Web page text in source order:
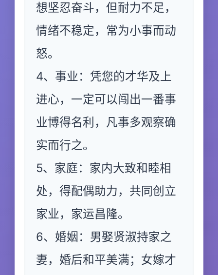
想坚忍奋斗，但耐力不足，
情绪不稳定，常为小事而动
怒。
4、事业：凭您的才华及上
进心，一定可以闯出一番事
业博得名利，凡事多观察确
实而行之。
5、家庭：家内大致和睦相
处，得配偶助力，共同创立
家业，家运昌隆。
6、婚姻：男娶贤淑持家之
妻，婚后和平美满；女嫁才